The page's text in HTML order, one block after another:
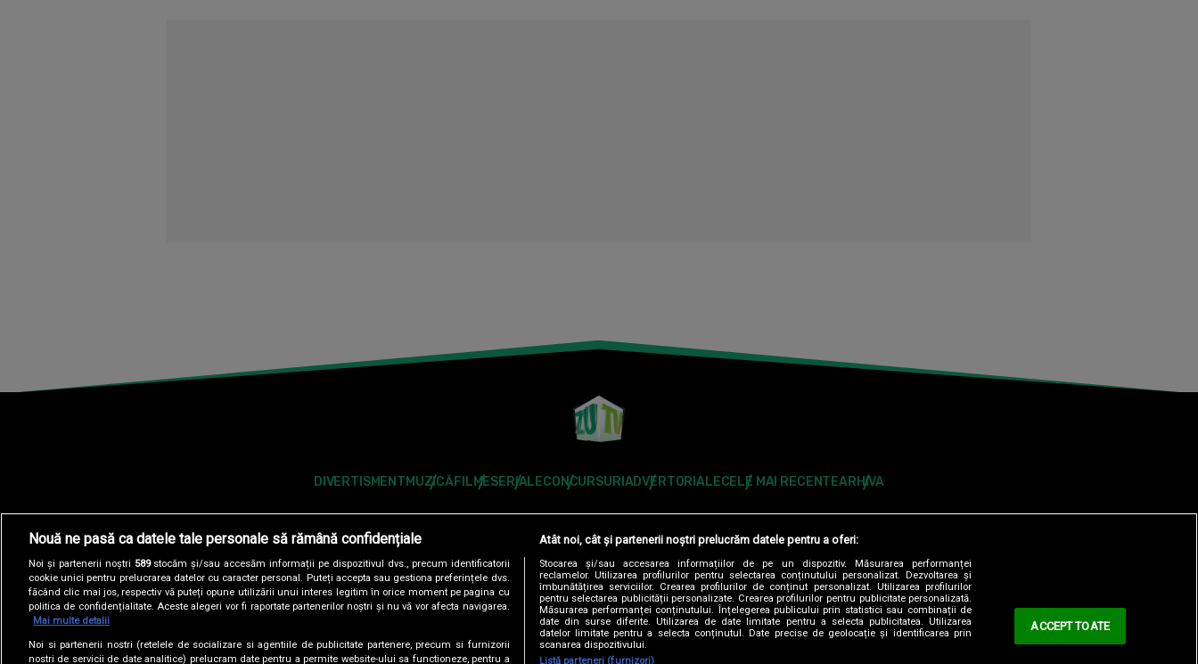
DIVERTISMENT MUZICĂFILMESERIALECONCURSURI ADVERTORIALECELE MAI RECENTEARHIVA
Follow us:
POLITICA DE COOKIESPOLITICA DE CONFIDENTIALITATEANTENA TV GROUP S.A. – DATE COMPANIE CONTACT
Nouă ne pasă ca datele tale personale să rămână confidențiale
Noi și partenerii noștri 589stocăm și/sau accesăm informații pe dispozitivul dvs., precum identificatorii
cookie unici pentru prelucrarea datelor cu caracter personal. Puteți accepta sau gestiona preferințele dvs.
făcând clic mai jos, respectiv vă puteți opune utilizării unui interes legitim în orice moment pe pagina cu
politica de confidențialitate. Aceste alegeri vor fi raportate partenerilor noștri și nu vă vor afecta navigarea.
Mai multe detalii
Noi si partenerii nostri (retelele de socializare si agentiile de publicitate partenere, precum si furnizorii
nostri de servicii de date analitice) prelucram date pentru a permite website-ului sa functioneze, pentru a
Atât noi, cât și partenerii noștri prelucrăm datele pentru a oferi:
Stocarea și/sau accesarea informațiilor de pe un dispozitiv. Măsurarea performanței
reclamelor. Utilizarea profilurilor pentru selectarea conținutului personalizat. Dezvoltarea și
îmbunătățirea serviciilor. Crearea profilurilor de conținut personalizat. Utilizarea profilurilor
pentru selectarea publicității personalizate. Crearea profilurilor pentru publicitate personalizată.
Măsurarea performanței conținutului. Înțelegerea publicului prin statistici sau combinații de
date din surse diferite. Utilizarea de date limitate pentru a selecta publicitatea. Utilizarea
datelor limitate pentru a selecta conținutul. Date precise de geolocație și identificarea prin
scanarea dispozitivului.
Listă parteneri (furnizori)
ACCEPT TOATE